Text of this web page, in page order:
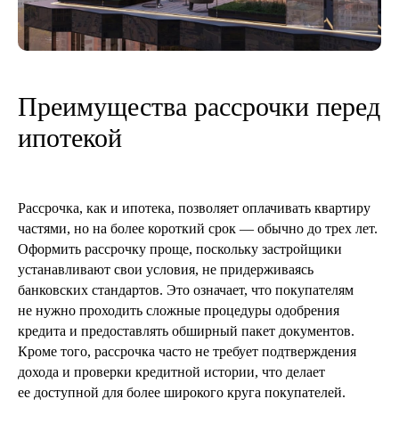
Преимущества рассрочки перед
ипотекой
Рассрочка, как и ипотека, позволяет оплачивать квартиру
частями, но на более короткий срок — обычно до трех лет.
Оформить рассрочку проще, поскольку застройщики
устанавливают свои условия, не придерживаясь
банковских стандартов. Это означает, что покупателям
не нужно проходить сложные процедуры одобрения
кредита и предоставлять обширный пакет документов.
Кроме того, рассрочка часто не требует подтверждения
дохода и проверки кредитной истории, что делает
ее доступной для более широкого круга покупателей.